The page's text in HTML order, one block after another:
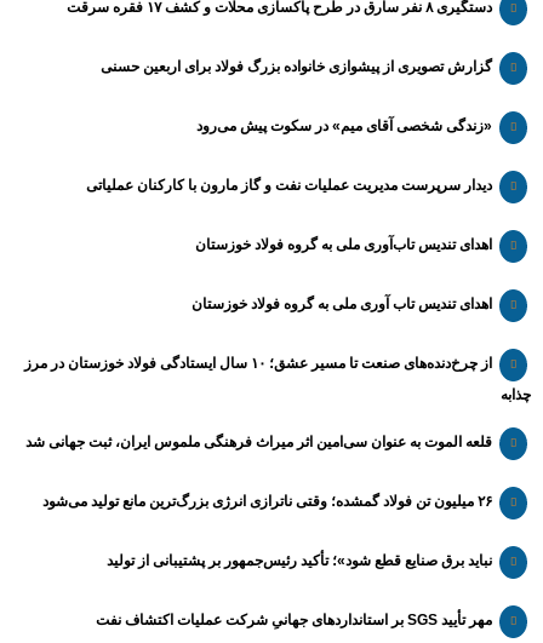
دستگیری ۸ نفر سارق در طرح پاکسازی محلات و کشف ۱۷ فقره سرقت
گزارش تصویری از پیشوازی خانواده بزرگ فولاد برای اربعین حسنی
«زندگی شخصی آقای میم» در سکوت پیش می‌رود
دیدار سرپرست مدیریت عملیات نفت و گاز مارون با کارکنان عملیاتی
اهدای تندیس تاب‌آوری ملی به گروه فولاد خوزستان
اهدای تندیس تاب آوری ملی به گروه فولاد خوزستان
از چرخ‌دنده‌های صنعت تا مسیر عشق؛ ۱۰ سال ایستادگی فولاد خوزستان در مرز
چذابه
قلعه الموت به عنوان سی‌امین اثر میراث‌ فرهنگی ملموس ایران، ثبت جهانی شد
۲۶ میلیون تن فولاد گمشده؛ وقتی ناترازی انرژی بزرگ‌ترین مانع تولید می‌شود
نباید برق صنایع قطع شود»؛ تأکید رئیس‌جمهور بر پشتیبانی از تولید
مهر تأیید SGS بر استانداردهای جهانیِ شرکت عملیات اکتشاف نفت